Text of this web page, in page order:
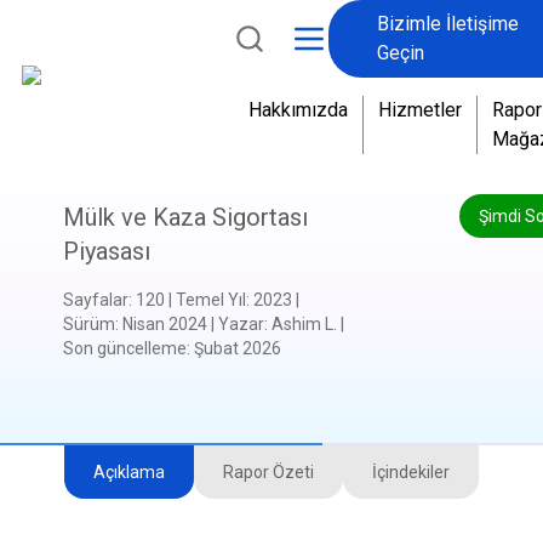
Bizimle İletişime
Geçin
Hakkımızda Hizmetler
Rapor
Şimdi
Mülk ve Kaza Sigortası
Piyasası
Sayfalar: 120 Temel Yıl : 2023
Sürüm: Nisan 2024| Yazar: Ashim L.
Son güncelleme: Şubat 2026
Açıklama Rapor Özeti İçindekiler